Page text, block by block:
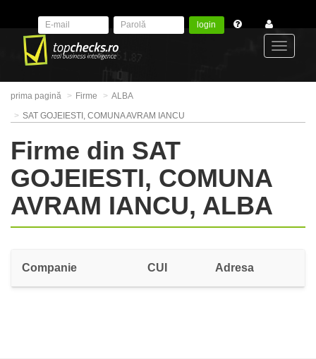
login
prima pagină Firme
ALBA
SAT GOJEIESTI, COMUNA AVRAM IANCU
Firme din SAT
GOJEIESTI, COMUNA
AVRAM IANCU, ALBA
Companie CUI Adresa